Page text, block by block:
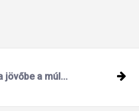
jövőbe a múl...